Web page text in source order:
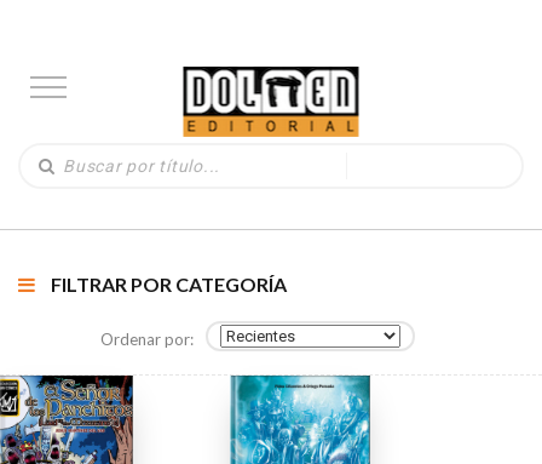
FILTRAR POR CATEGORÍA
Ordenar por: